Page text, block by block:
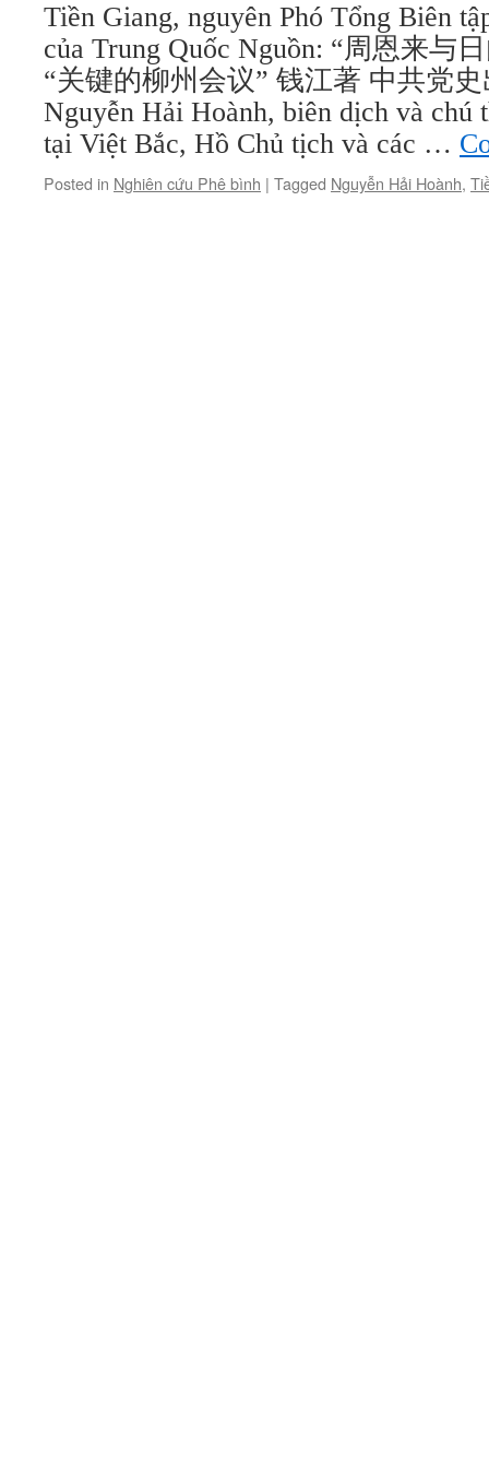
Tiền Giang, nguyên Phó Tổng Biên
của Trung Quốc Nguồn: “周恩来与
“关键的柳州会议” 钱江著 中共党史
Nguyễn Hải Hoành, biên dịch và chú
tại Việt Bắc, Hồ Chủ tịch và các …
Posted in Nghiên cứu Phê bình | Tagged Nguyễn Hải Hoành,